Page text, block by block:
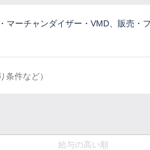
マーチャンダイザー・VMD、販売・
条件など）
給与の高い順